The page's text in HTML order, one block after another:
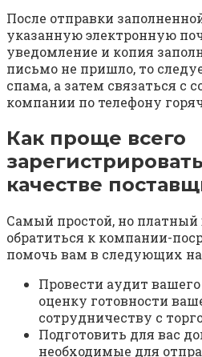
После отправки
указанную электронную
уведомление и копия
письмо не пришло, то
спама, а затем связаться с
компании по телефону
Как проще всего
качестве
Самый простой, но платный
обратиться к компании-
помочь вам в следующих
Провести аудит
оценку готовности
сотрудничеству с
Подготовить для вас
необходимые для